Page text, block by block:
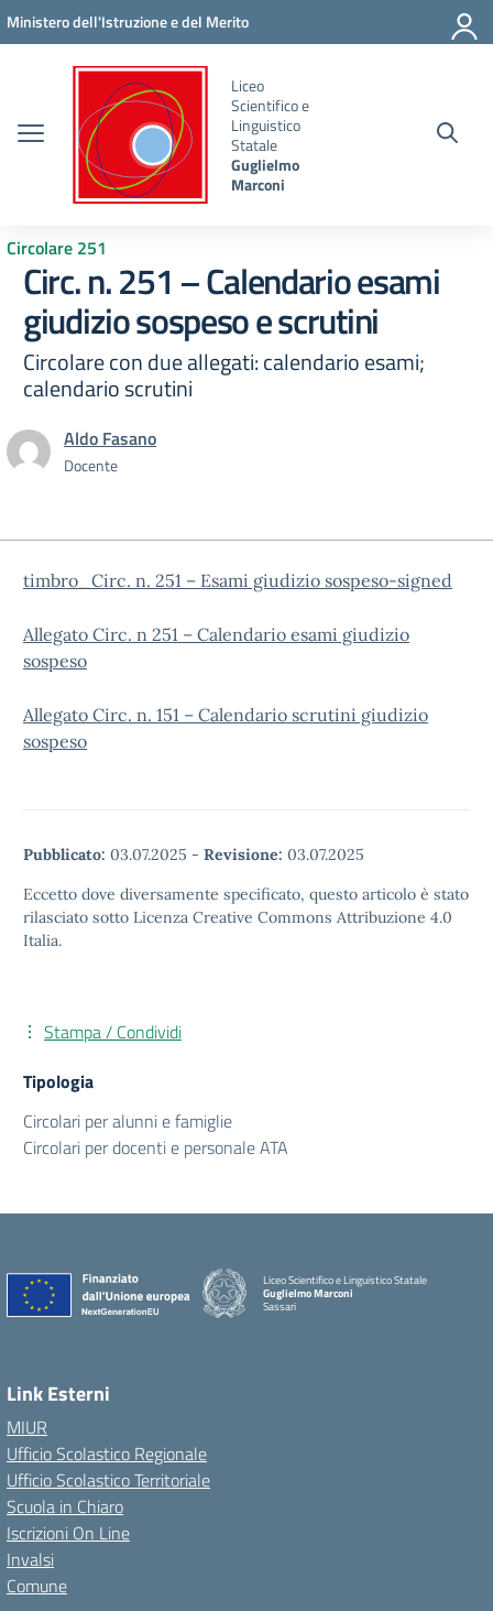
Vai ai contenuti
Vai al menu di navigazione
Vai al footer
Ministero dell'Istruzione e del Merito
Liceo
Scientifico e
Linguistico
Statale
Guglielmo
Marconi
Circolare 251
Circ. n. 251 – Calendario esami
giudizio sospeso e scrutini
Circolare con due allegati: calendario esami;
calendario scrutini
Aldo Fasano
Docente
timbro_Circ. n. 251 – Esami giudizio sospeso-signed
Allegato Circ. n 251 – Calendario esami giudizio
sospeso
Allegato Circ. n. 151 – Calendario scrutini giudizio
sospeso
Pubblicato: 03.07.2025 - Revisione: 03.07.2025
Eccetto dove diversamente specificato, questo articolo è stato
rilasciato sotto Licenza Creative Commons Attribuzione 4.0
Italia.
Stampa / Condividi
Tipologia
Circolari per alunni e famiglie
Circolari per docenti e personale ATA
Liceo Scientifico e Linguistico Statale
Guglielmo Marconi
Sassari
Link Esterni
MIUR
Ufficio Scolastico Regionale
Ufficio Scolastico Territoriale
Scuola in Chiaro
Iscrizioni On Line
Invalsi
Comune